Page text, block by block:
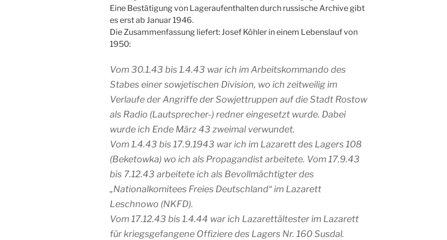
Eine Bestätigung von Lageraufenthalten durch russische Archive gibt
es erst ab Januar 1946.
Die Zusammenfassung liefert: Josef Köhler in einem Lebenslauf von
1950:
Vom 30.1.43 bis 1.4.43 war ich im Arbeitskommando des
Stabes einer sowjetischen Division, wo ich zeitweilig im
Verlaufe der Angriffe der Sowjettruppen auf die Stadt Rostow
als Radio (Lautsprecher-) redner eingesetzt wurde. Dabei
wurde ich Ende März 43 zweimal verwundet.
Vom 1.4.43 bis 17.9.1943 war ich im Lazarett des Lagers 108
(Beketowka) wo ich als Propagandist arbeitete. Vom 17.9.43
bis 7.12.43 arbeitete ich als Bevollmächtigter des
„Nationalkomitees Freies Deutschland“ im Lazarett
Leschnowo (NKFD).
Vom 17.12.43 bis 1.4.44 war ich Lazarettältester im Lazarett
für kriegsgefangene Offiziere des Lagers Nr. 160 Susdal.